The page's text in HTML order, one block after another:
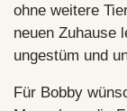
ohne weitere
neuen Zuhause
ungestüm und
Für Bobby